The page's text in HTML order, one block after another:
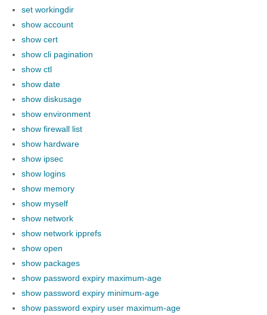
set workingdir
show account
show cert
show cli pagination
show ctl
show date
show diskusage
show environment
show firewall list
show hardware
show ipsec
show logins
show memory
show myself
show network
show network ipprefs
show open
show packages
show password expiry maximum-age
show password expiry minimum-age
show password expiry user maximum-age